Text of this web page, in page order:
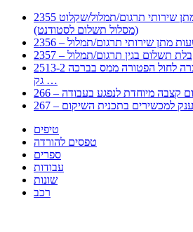
2355 דרישה לתשלום עבור מתן שירותי תרגום/תמלול/שקלוט
(מסלול תשלום לסטודנט)
שעות מתן שירותי תרגום/תמלול
קבלת תשלום בגין תרגום/תמלול
2513-2 טופס חדש הצהרה על העברה לחול הפטורה ממס בברכה
גק …
קצבה מיוחדת לנפגע בעבודה
במענק למכשירים בתכנית השיקום
טיפים
טפסים להורדה
ספרים
עבודות
שונות
רכב